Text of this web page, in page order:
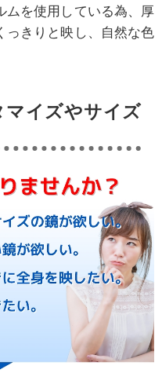
ムを使用している為、厚
っきりと映し、自然な色
マイズやサイズ